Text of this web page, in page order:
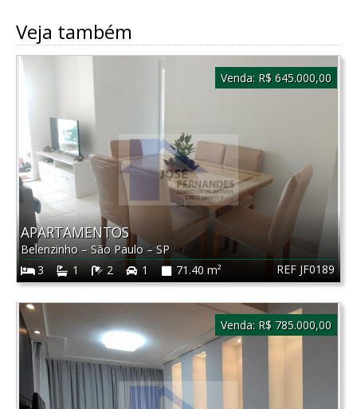
Veja também
REF JF0189
APARTAMENTOS
Belenzinho–São Paulo– SP
3
1 2 1 71.40 m²
Venda: R$ 645.000,00
Venda: R$ 785.000,00